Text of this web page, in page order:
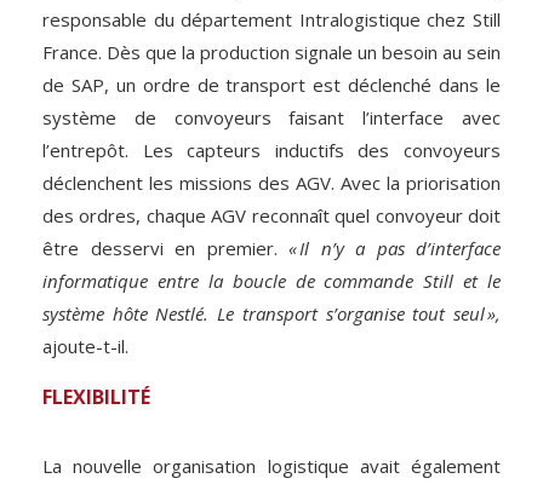
responsable du département Intralogistique chez Still
France. Dès que la production signale un besoin au sein
de SAP, un ordre de transport est déclenché dans le
système de convoyeurs faisant l’interface avec
l’entrepôt. Les capteurs inductifs des convoyeurs
déclenchent les missions des AGV. Avec la priorisation
des ordres, chaque AGV reconnaît quel convoyeur doit
être desservi en premier. « Il n’y a pas d’interface
informatique entre la boucle de commande Still et le
système hôte Nestlé. Le transport s’organise tout seul »,
ajoute-t-il.
FLEXIBILITÉ
La nouvelle organisation logistique avait également